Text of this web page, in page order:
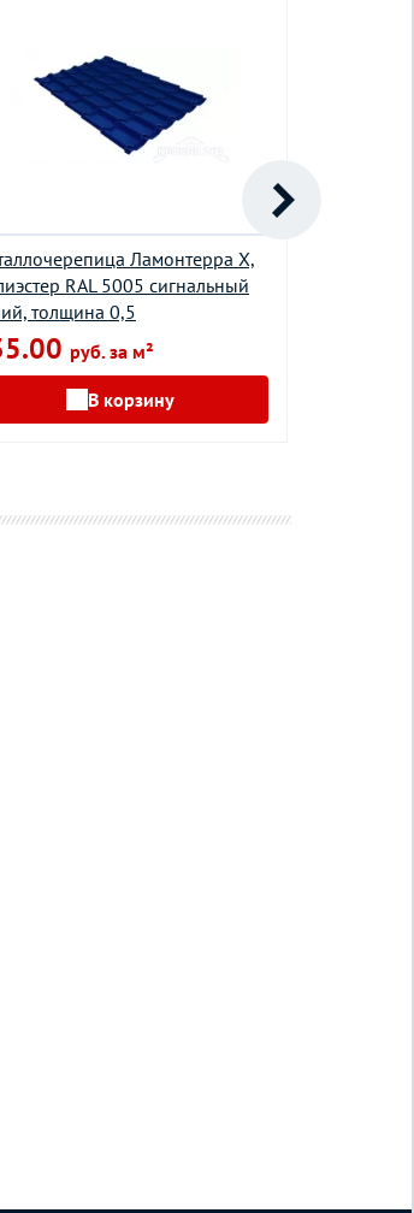
Ламонтерра Х,
RAL 5005 сигнальный
толщина 0,5
руб. за м²
В корзину